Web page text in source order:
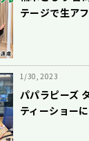
テージで生ア
1/30, 2023
パパラピーズ
ティーショー